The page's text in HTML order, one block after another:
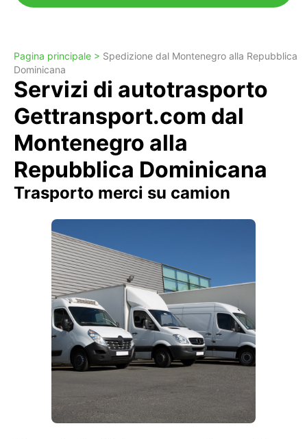
Pagina principale > Spedizione dal Montenegro alla Repubblica
Dominicana
Servizi di autotrasporto
Gettransport.com dal
Montenegro alla
Repubblica Dominicana
Trasporto merci su camion